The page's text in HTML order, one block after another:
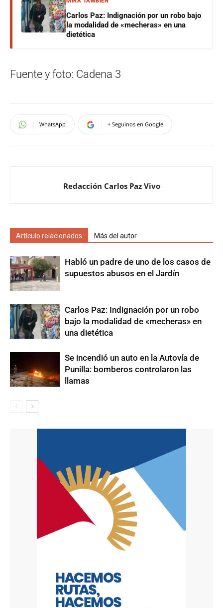
Carlos Paz: Indignación por un robo bajo
la modalidad de «mecheras» en una
dietética
Fuente y foto: Cadena 3
WhatsApp + Seguinos en Google
Redacción Carlos Paz Vivo
Artículo relacionados Más del autor
Habló un padre de uno de los casos de
supuestos abusos en el Jardín
Carlos Paz: Indignación por un robo
bajo la modalidad de «mecheras» en
una dietética
Se incendió un auto en la Autovía de
Punilla: bomberos controlaron las
llamas